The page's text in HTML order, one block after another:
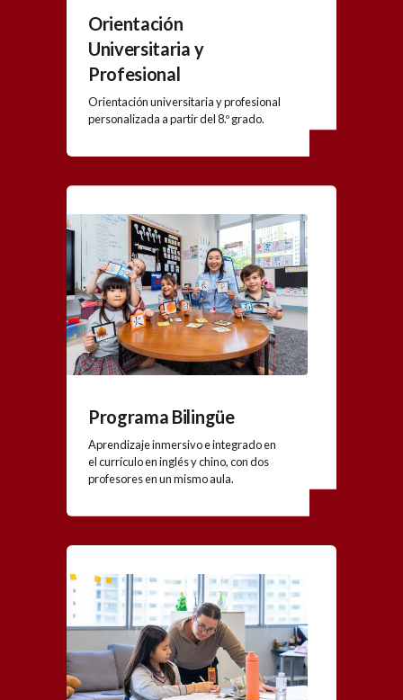
Orientación
Universitaria y
Profesional
Orientación universitaria y profesional
personalizada a partir del 8.º grado.
Programa Bilingüe
Aprendizaje inmersivo e integrado en
el currículo en inglés y chino, con dos
profesores en un mismo aula.